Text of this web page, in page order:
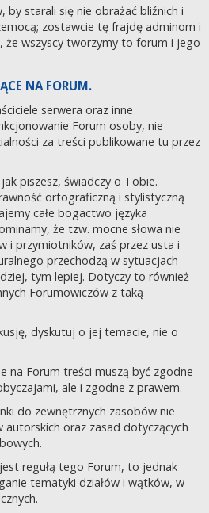
by starali się nie obrażać bliźnich i
zostawcie tę frajdę adminom i
że wszyscy tworzymy to forum i jego
NA FORUM.
serwera oraz inne
Forum osoby, nie
za treści publikowane tu przez
piszesz, świadczy o Tobie.
ortograficzną i stylistyczną
całe bogactwo języka
że tzw. mocne słowa nie
i przymiotników, zaś przez usta i
przechodzą w sytuacjach
tym lepiej. Dotyczy to również
Forumowiczów z taką
dyskutuj o jej temacie, nie o
na Forum treści muszą być zgodne
ale i zgodne z prawem.
do zewnętrznych zasobów nie
autorskich oraz zasad dotyczących
regułą tego Forum, to jednak
tematyki działów i wątków, w